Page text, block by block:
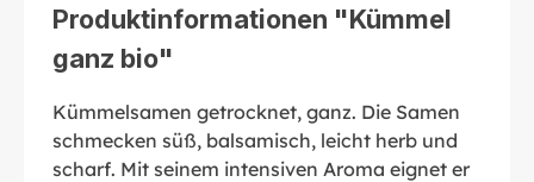
Produktinformationen "Kümmel
ganz bio"
Kümmelsamen getrocknet, ganz. Die Samen
schmecken süß, balsamisch, leicht herb und
scharf. Mit seinem intensiven Aroma eignet er